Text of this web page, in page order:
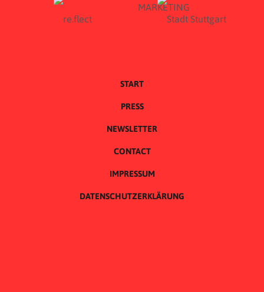
START
PRESS
NEWSLETTER
CONTACT
IMPRESSUM
DATENSCHUTZERKLÄRUNG